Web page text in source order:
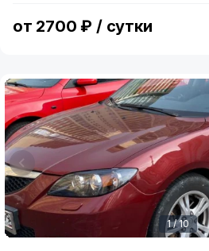
от 2700 ₽ / сутки
1 / 10